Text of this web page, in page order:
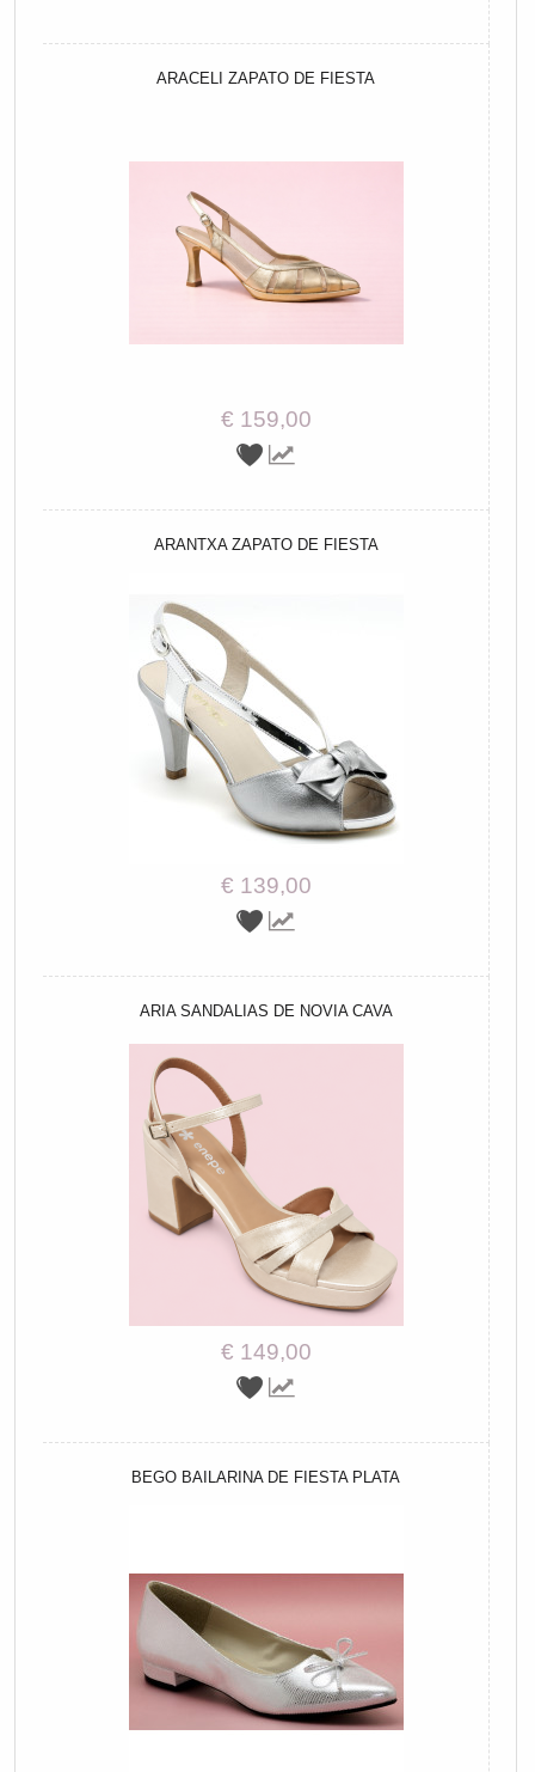
ARACELI ZAPATO DE FIESTA
€ 159,00
ARANTXA ZAPATO DE FIESTA
€ 139,00
ARIA SANDALIAS DE NOVIA CAVA
€ 149,00
BEGO BAILARINA DE FIESTA PLATA